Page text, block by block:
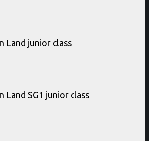
Land junior class
Land SG1 junior class